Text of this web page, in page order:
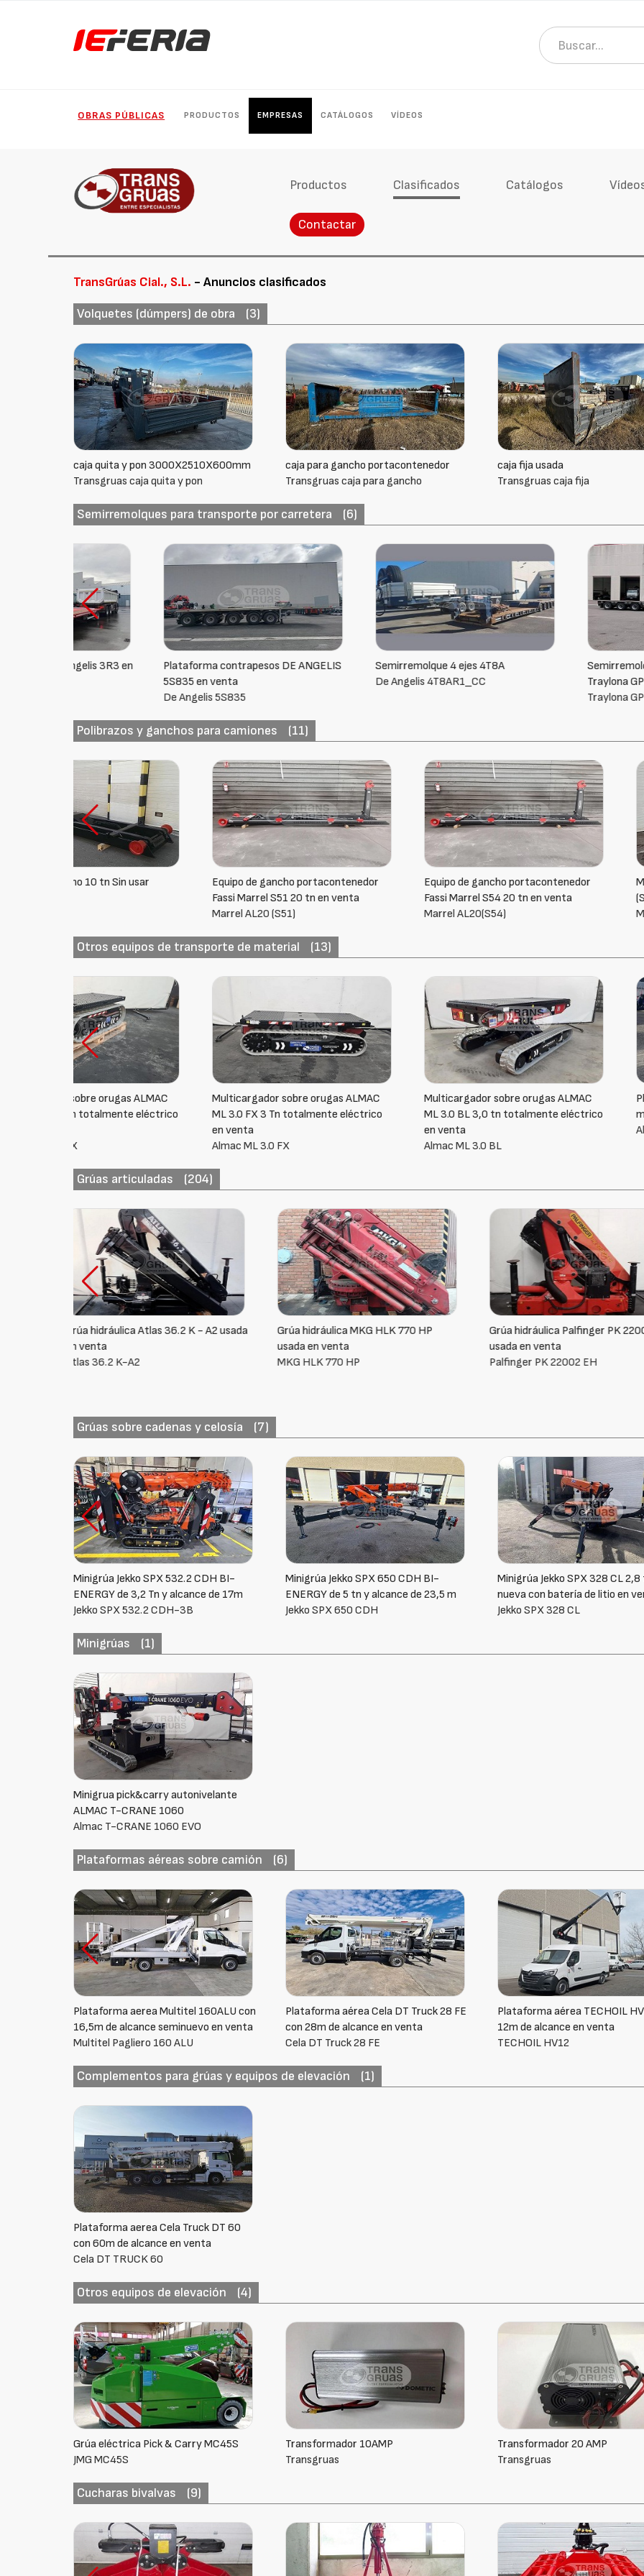
OBRAS PÚBLICAS PRODUCTOS EMPRESAS CATÁLOGOS VÍDEOS
Productos Clasificados Catálogos
Contactar
TransGrúas Cial., S.L. - Anuncios clasificados
Volquetes (dúmpers) de obra (3)
caja quita y pon 3000X2510X600mm
Transgruas caja quita y pon
caja para gancho portacontenedor
Transgruas caja para gancho
caja fija usada
Transgruas caja fija
Semirremolques para transporte por carretera (6)
Plataforma contrapesos DE ANGELIS
Semirremolque 4 ejes 4T8A
De Angelis 4T8AR1_CC
Semirremolque cama rebajado
Traylona GP3BMA 13T
Traylona GP3BMA 13T
Polibrazos y ganchos para camiones (11)
Equipo de gancho portacontenedor
Fassi Marrel S51 20 tn en venta
Equipo de gancho portacontenedor
Fassi Marrel S54 20 tn en venta
Marrel AL20(S54)
Multibasculante Fassi/Marrel
(S60)
Marrel AL 22 S60
Otros equipos de transporte de material (13)
Multicargador sobre orugas ALMAC
ML 3.0 FX 3 Tn totalmente eléctrico
Almac ML 3.0 FX
Multicargador sobre orugas ALMAC
ML 3.0 BL 3,0 tn totalmente eléctrico
Almac ML 3.0 BL
Plataforma con grúa KMC 3.1
multicargador Almac ML 3.0
Grúas articuladas (204)
Grúa hidráulica MKG HLK 770 HP
usada en venta
MKG HLK 770 HP
Grúa hidráulica Palfinger PK 22002 EH
usada en venta
Palfinger PK 22002 EH
Grúa Palfinger PK 6001 usada
venta
Palfinger PK 6001
Grúas sobre cadenas y celosía (7)
Minigrúa Jekko SPX 650 CDH BI-
ENERGY de 5 tn y alcance de 23,5 m
Jekko SPX 650 CDH
Minigrúa Jekko SPX 328 CL 2,8 tn
nueva con batería de litio en venta
Jekko SPX 328 CL
Grúa con brazo giratorio sobre
12.000 kg
Transgruas 120 D TRX
Minigrúas (1)
Minigrua pick&carry autonivelante
ALMAC T-CRANE 1060
Almac T-CRANE 1060 EVO
Plataformas aéreas sobre camión (6)
Plataforma aérea Cela DT Truck 28 FE
con 28m de alcance en venta
Cela DT Truck 28 FE
Plataforma aérea TECHOIL HV12 con
12m de alcance en venta
TECHOIL HV12
MULTITEL NISSAN NT 400 +
Multitel Pagliero HX195
Complementos para grúas y equipos de elevación (1)
Plataforma aerea Cela Truck DT 60
con 60m de alcance en venta
Cela DT TRUCK 60
Otros equipos de elevación (4)
Grúa eléctrica Pick & Carry MC45S
JMG MC45S
Transformador 10AMP
Transgruas
Transformador 20 AMP
Transgruas
Cucharas bivalvas (9)